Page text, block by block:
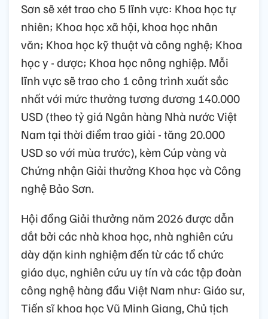
Sơn sẽ xét trao cho 5 lĩnh vực: Khoa học tự
nhiên; Khoa học xã hội, khoa học nhân
văn; Khoa học kỹ thuật và công nghệ; Khoa
học y - dược; Khoa học nông nghiệp. Mỗi
lĩnh vực sẽ trao cho 1 công trình xuất sắc
nhất với mức thưởng tương đương 140.000
USD (theo tỷ giá Ngân hàng Nhà nước Việt
Nam tại thời điểm trao giải - tăng 20.000
USD so với mùa trước), kèm Cúp vàng và
Chứng nhận Giải thưởng Khoa học và Công
nghệ Bảo Sơn.
Hội đồng Giải thưởng năm 2026 được dẫn
dắt bởi các nhà khoa học, nhà nghiên cứu
dày dặn kinh nghiệm đến từ các tổ chức
giáo dục, nghiên cứu uy tín và các tập đoàn
công nghệ hàng đầu Việt Nam như: Giáo sư,
Tiến sĩ khoa học Vũ Minh Giang, Chủ tịch